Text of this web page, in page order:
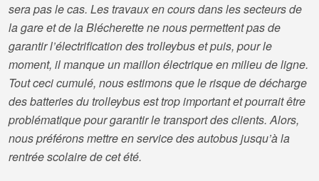
sera pas le cas. Les travaux en cours dans les secteurs de
la gare et de la Blécherette ne nous permettent pas de
garantir l’électrification des trolleybus et puis, pour le
moment, il manque un maillon électrique en milieu de ligne.
Tout ceci cumulé, nous estimons que le risque de décharge
des batteries du trolleybus est trop important et pourrait être
problématique pour garantir le transport des clients. Alors,
nous préférons mettre en service des autobus jusqu’à la
rentrée scolaire de cet été.